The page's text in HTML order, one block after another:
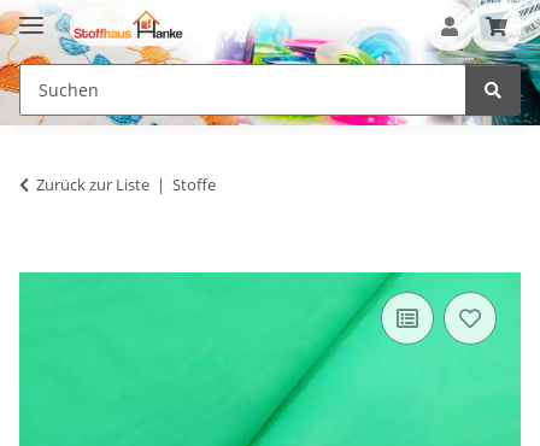
Zurück zur Liste Stoffe